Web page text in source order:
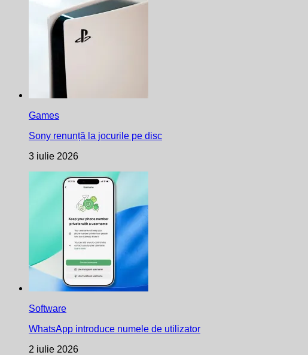
Games
Sony renunță la jocurile pe disc
3 iulie 2026
Software
WhatsApp introduce numele de utilizator
2 iulie 2026